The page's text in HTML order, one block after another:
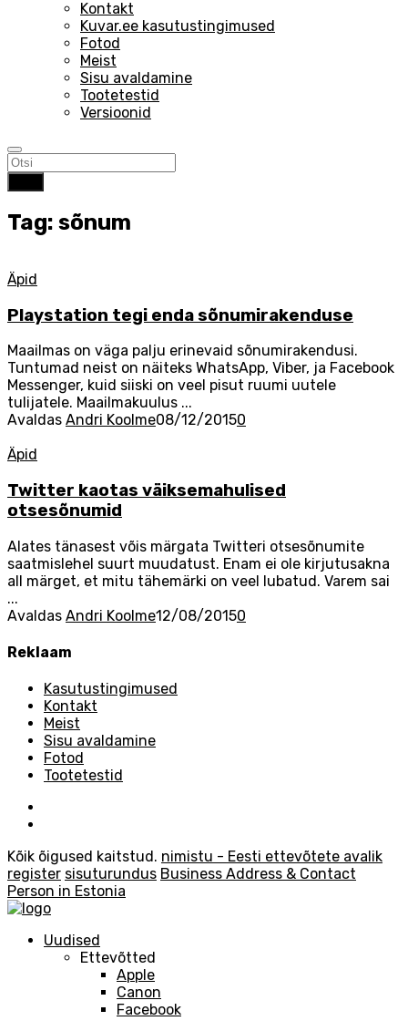
Kontakt
Kuvar.ee kasutustingimused
Fotod
Meist
Sisu avaldamine
Tootetestid
Versioonid
Tag: sõnum
Äpid
Playstation tegi enda sõnumirakenduse
Maailmas on väga palju erinevaid sõnumirakendusi.
Tuntumad neist on näiteks WhatsApp, Viber, ja Facebook
Messenger, kuid siiski on veel pisut ruumi uutele
tulijatele. Maailmakuulus ...
Avaldas Andri Koolme08/12/20150
Äpid
Twitter kaotas väiksemahulised
otsesõnumid
Alates tänasest võis märgata Twitteri otsesõnumite
saatmislehel suurt muudatust. Enam ei ole kirjutusakna
all märget, et mitu tähemärki on veel lubatud. Varem sai
...
Avaldas Andri Koolme12/08/20150
Reklaam
Kasutustingimused
Kontakt
Meist
Sisu avaldamine
Fotod
Tootetestid
Kõik õigused kaitstud. nimistu - Eesti ettevõtete avalik
register sisuturundus Business Address & Contact
Person in Estonia
Uudised
Ettevõtted
Apple
Canon
Facebook